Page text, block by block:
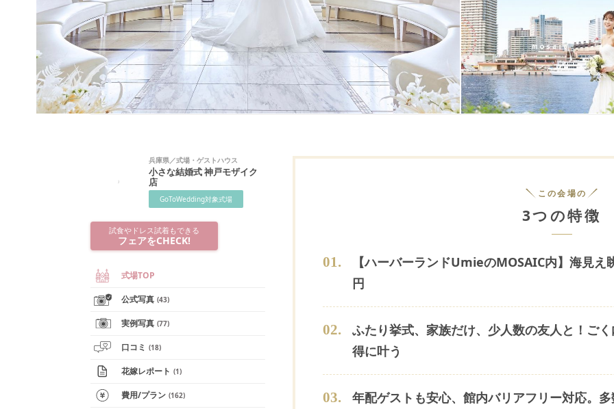
兵庫県／式場・ゲストハウス
小さな結婚式 神戸モザイク
店
GoToWedding対象式場
試食やドレス試着もできる
フェアをCHECK!
式場TOP
公式写真 (43)
実例写真 (77)
口コミ (18)
花嫁レポート (1)
費用/プラン (162)
この会場の
3つの特徴
01 .
【ハーバーランドUmieのMOSAIC内】海見
円
02.
ふたり挙式、家族だけ、少人数の友人と！ご
得に叶う
03.
年配ゲストも安心、館内バリアフリー対応。